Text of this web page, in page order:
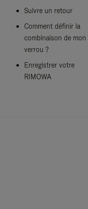
Suivre un retour
Comment définir la
combinaison de mon
verrou ?
Enregistrer votre
RIMOWA